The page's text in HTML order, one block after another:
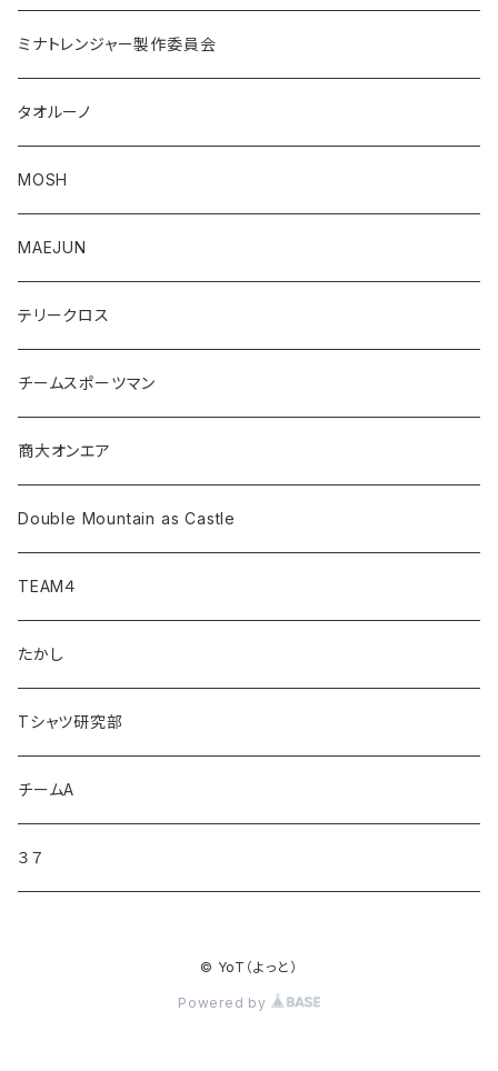
ミナトレンジャー製作委員会
タオルーノ
MOSH
MAEJUN
テリークロス
チームスポーツマン
商大オンエア
Double Mountain as Castle
TEAM４
たかし
Tシャツ研究部
チームA
３７
© YoT（よっと）
Powered by